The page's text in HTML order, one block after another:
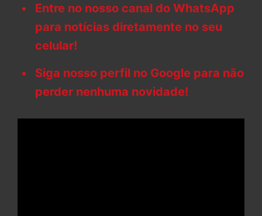
Entre no nosso canal do WhatsApp
para notícias diretamente no seu
celular!
Siga nosso perfil no Google para não
perder nenhuma novidade!